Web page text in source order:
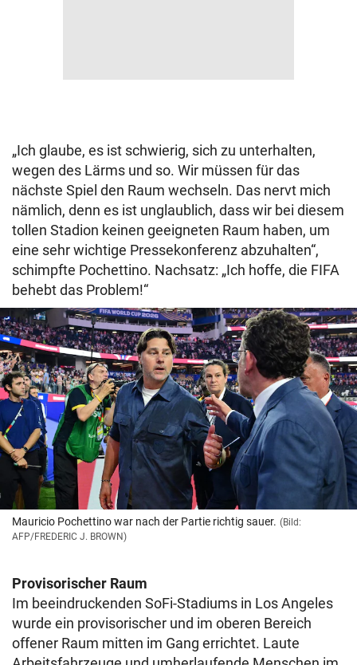
„Ich glaube, es ist schwierig, sich zu unterhalten,
wegen des Lärms und so. Wir müssen für das
nächste Spiel den Raum wechseln. Das nervt mich
nämlich, denn es ist unglaublich, dass wir bei diesem
tollen Stadion keinen geeigneten Raum haben, um
eine sehr wichtige Pressekonferenz abzuhalten“,
schimpfte Pochettino. Nachsatz: „Ich hoffe, die FIFA
behebt das Problem!“
Mauricio Pochettino war nach der Partie richtig sauer. (Bild:
AFP/FREDERIC J. BROWN)
Provisorischer Raum
Im beeindruckenden SoFi-Stadiums in Los Angeles
wurde ein provisorischer und im oberen Bereich
offener Raum mitten im Gang errichtet. Laute